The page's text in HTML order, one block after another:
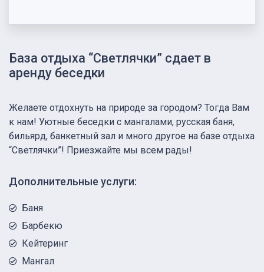
База отдыха “Светлячки” сдает в
аренду беседки
Желаете отдохнуть на природе за городом? Тогда Вам
к нам! Уютные беседки с мангалами, русская баня,
бильярд, банкетный зал и много другое на базе отдыха
“Светлячки”! Приезжайте мы всем рады!
Дополнительные услуги:
Баня
Барбекю
Кейтеринг
Мангал